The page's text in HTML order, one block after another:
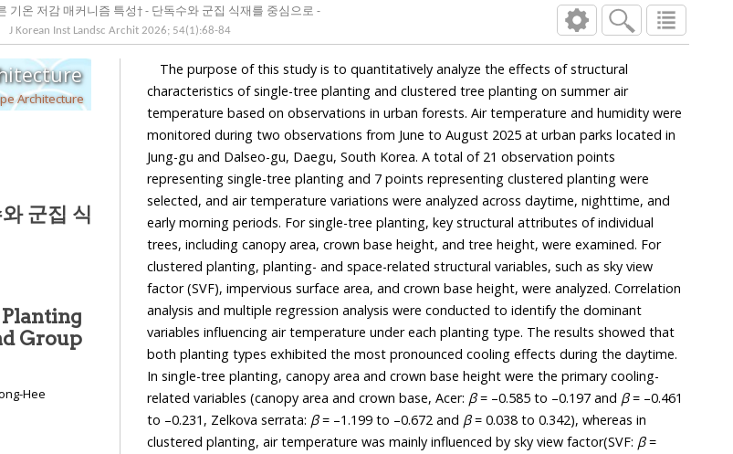
기온 저감 매커니즘 특성† - 단독수와 군집 식재를 중심으로 -
J Korean Inst Landsc Archit 2026; 54(1):68-84
Architecture
군집 식
Group
Hee
The purpose of this study is to quantitatively analyze the effects of structural
characteristics of single-tree planting and clustered tree planting on summer air
temperature based on observations in urban forests. Air temperature and humidity were
monitored during two observations from June to August 2025 at urban parks located in
Jung-gu and Dalseo-gu, Daegu, South Korea. A total of 21 observation points
representing single-tree planting and 7 points representing clustered planting were
selected, and air temperature variations were analyzed across daytime, nighttime, and
early morning periods. For single-tree planting, key structural attributes of individual
trees, including canopy area, crown base height, and tree height, were examined. For
clustered planting, planting- and space-related structural variables, such as sky view
factor (SVF), impervious surface area, and crown base height, were analyzed. Correlation
analysis and multiple regression analysis were conducted to identify the dominant
variables influencing air temperature under each planting type. The results showed that
both planting types exhibited the most pronounced cooling effects during the daytime.
In single-tree planting, canopy area and crown base height were the primary cooling-
related variables (canopy area and crown base, Acer: β= –0.585 to –0.197 and β= –0.461
to –0.231, Zelkova serrata: β= –1.199 to –0.672 and β= 0.038 to 0.342), whereas in
clustered planting, air temperature was mainly influenced by sky view factor(SVF: β=